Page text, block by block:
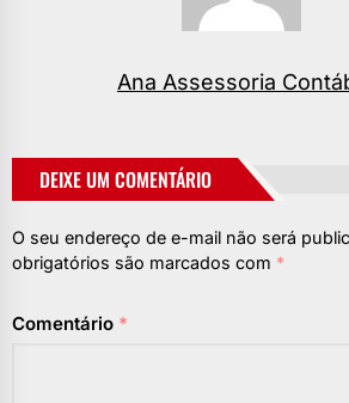
Ana Assessoria
DEIXE UM COMENTÁRIO
O seu endereço de e-mail não será
obrigatórios são marcados com *
Comentário *